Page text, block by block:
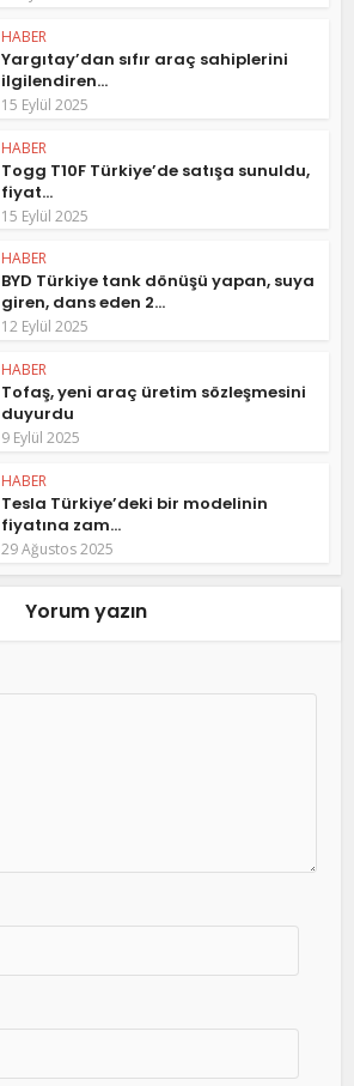
HABER
Yargıtay’dan sıfır araç sahiplerini
ilgilendiren...
15 Eylül 2025
HABER
Togg T10F Türkiye’de satışa sunuldu,
fiyat...
15 Eylül 2025
HABER
BYD Türkiye tank dönüşü yapan, suya
giren, dans eden 2...
12 Eylül 2025
HABER
Tofaş, yeni araç üretim sözleşmesini
duyurdu
9 Eylül 2025
HABER
Tesla Türkiye’deki bir modelinin
fiyatına zam...
29 Ağustos 2025
Yorum yazın